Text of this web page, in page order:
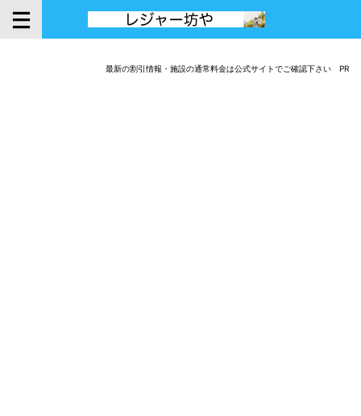
最新の割引情報・施設の通常料金は公式サイトでご確認下さい PR